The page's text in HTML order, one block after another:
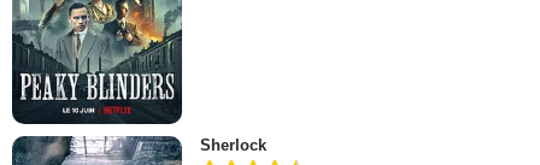
Sherlock